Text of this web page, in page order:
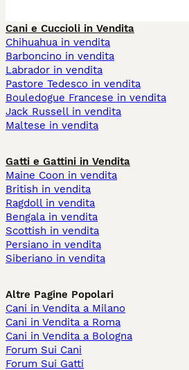
Cani e Cuccioli in Vendita
Chihuahua in vendita
Barboncino in vendita
Labrador in vendita
Pastore Tedesco in vendita
Bouledogue Francese in vendita
Jack Russell in vendita
Maltese in vendita
Gatti e Gattini in Vendita
Maine Coon in vendita
British in vendita
Ragdoll in vendita
Bengala in vendita
Scottish in vendita
Persiano in vendita
Siberiano in vendita
Altre Pagine Popolari
Cani in Vendita a Milano
Cani in Vendita a Roma
Cani in Vendita a Bologna
Forum Sui Cani
Forum Sui Gatti